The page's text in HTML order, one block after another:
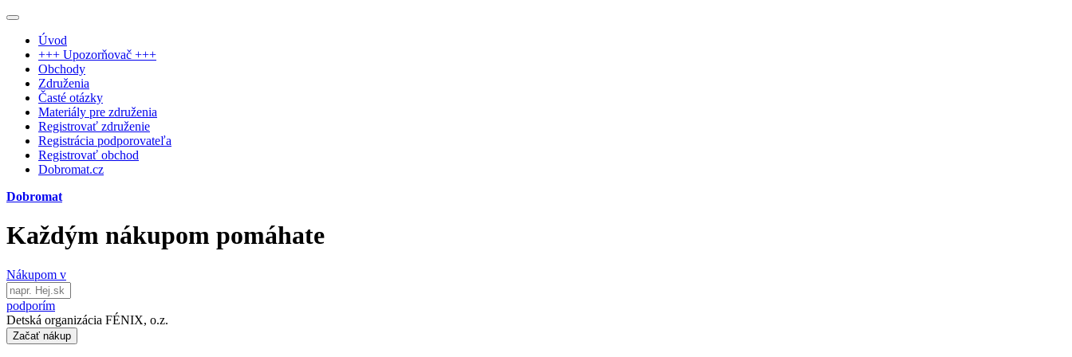
Úvod
+++ Upozorňovač +++
Obchody
Združenia
Časté otázky
Materiály pre združenia
Registrovať združenie
Registrácia podporovateľa
Registrovať obchod
Dobromat.cz
Dobromat
Každým nákupom pomáhate
Nákupom v
podporím
Detská organizácia FÉNIX, o.z.
Začať nákup